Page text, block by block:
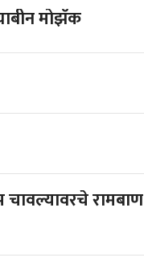
मोझॅक
चावल्यावरचे रामबाण